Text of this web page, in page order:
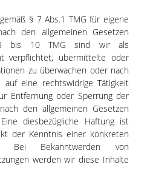
§ 7 Abs.1 TMG für eigene
den allgemeinen Gesetzen
8 bis 10 TMG sind wir als
verpflichtet, übermittelte oder
zu überwachen oder nach
eine rechtswidrige Tätigkeit
Entfernung oder Sperrung der
den allgemeinen Gesetzen
diesbezügliche Haftung ist
der Kenntnis einer konkreten
Bei Bekanntwerden von
werden wir diese Inhalte